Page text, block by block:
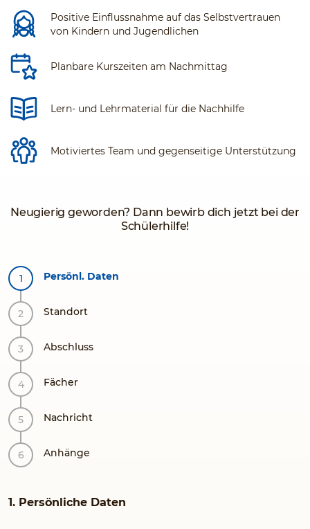
Positive Einflussnahme auf das Selbstvertrauen
von Kindern und Jugendlichen
Planbare Kurszeiten am Nachmittag
Lern- und Lehrmaterial für die Nachhilfe
Motiviertes Team und gegenseitige Unterstützung
Neugierig geworden? Dann bewirb dich jetzt bei der
Schülerhilfe!
Persönl. Daten
Standort
Abschluss
Fächer
Nachricht
Anhänge
1. Persönliche Daten